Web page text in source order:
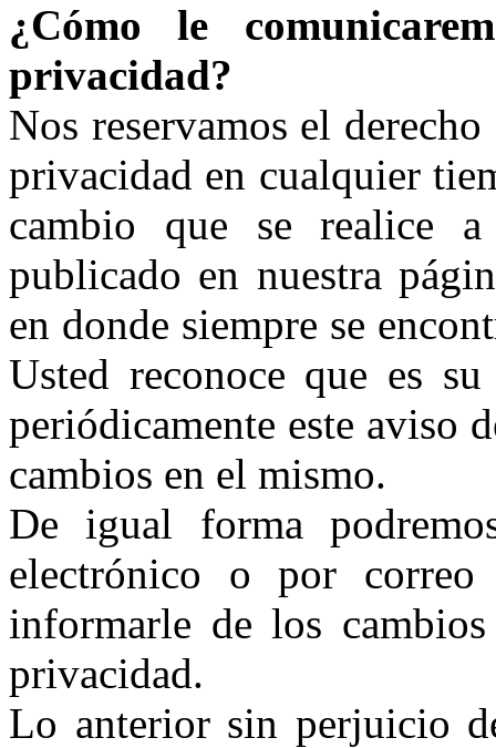
¿Cómo le
privacidad?
Nos reservamos el
privacidad en cualquier
cambio que se realice
publicado en nuestra
en donde siempre se
Usted reconoce que es
periódicamente este aviso
cambios en el mismo.
De igual forma
electrónico o por
informarle de los
privacidad.
Lo anterior sin perjuicio